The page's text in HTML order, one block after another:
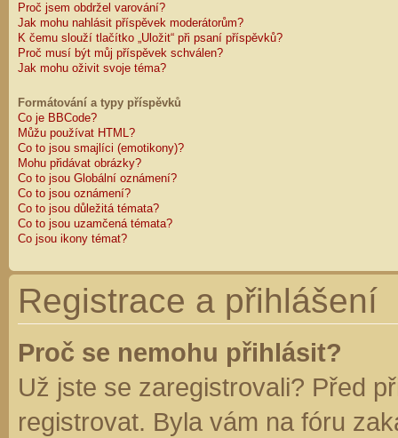
Proč jsem obdržel varování?
Jak mohu nahlásit příspěvek moderátorům?
K čemu slouží tlačítko „Uložit“ při psaní příspěvků?
Proč musí být můj příspěvek schválen?
Jak mohu oživit svoje téma?
Formátování a typy příspěvků
Co je BBCode?
Můžu používat HTML?
Co to jsou smajlíci (emotikony)?
Mohu přidávat obrázky?
Co to jsou Globální oznámení?
Co to jsou oznámení?
Co to jsou důležitá témata?
Co to jsou uzamčená témata?
Co jsou ikony témat?
Registrace a přihlášení
Proč se nemohu přihlásit?
Už jste se zaregistrovali? Před
registrovat. Byla vám na fóru